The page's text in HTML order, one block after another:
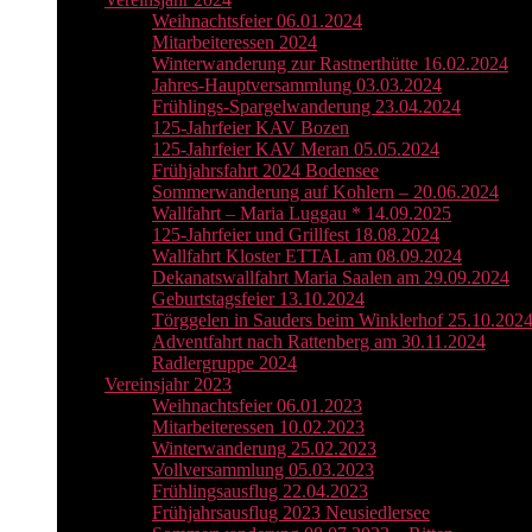
Weihnachtsfeier 06.01.2024
Mitarbeiteressen 2024
Winterwanderung zur Rastnerthütte 16.02.2024
Jahres-Hauptversammlung 03.03.2024
Frühlings-Spargelwanderung 23.04.2024
125-Jahrfeier KAV Bozen
125-Jahrfeier KAV Meran 05.05.2024
Frühjahrsfahrt 2024 Bodensee
Sommerwanderung auf Kohlern – 20.06.2024
Wallfahrt – Maria Luggau * 14.09.2025
125-Jahrfeier und Grillfest 18.08.2024
Wallfahrt Kloster ETTAL am 08.09.2024
Dekanatswallfahrt Maria Saalen am 29.09.2024
Geburtstagsfeier 13.10.2024
Törggelen in Sauders beim Winklerhof 25.10.2024
Adventfahrt nach Rattenberg am 30.11.2024
Radlergruppe 2024
Vereinsjahr 2023
Weihnachtsfeier 06.01.2023
Mitarbeiteressen 10.02.2023
Winterwanderung 25.02.2023
Vollversammlung 05.03.2023
Frühlingsausflug 22.04.2023
Frühjahrsausflug 2023 Neusiedlersee